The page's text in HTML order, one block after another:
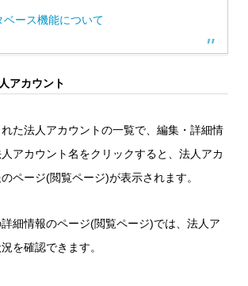
ベース機能について
アカウント
た法人アカウントの一覧で、編集・詳細情
アカウント名をクリックすると、法人アカ
ページ(閲覧ページ)が表示されます。
細情報のページ(閲覧ページ)では、法人ア
を確認できます。